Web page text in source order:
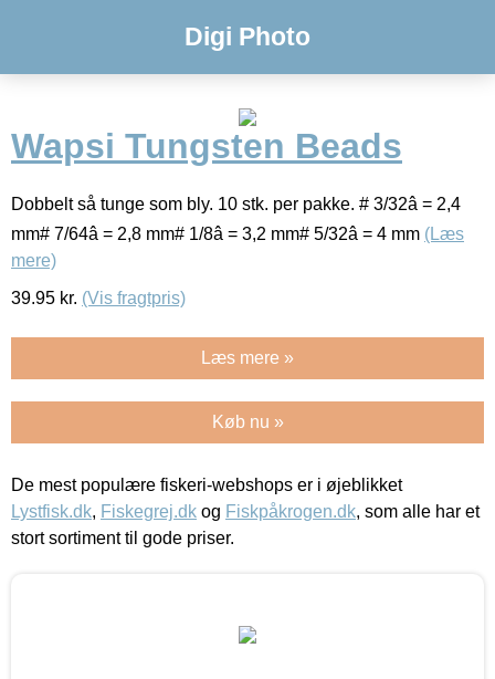
Digi Photo
Wapsi Tungsten Beads
Dobbelt så tunge som bly. 10 stk. per pakke. # 3/32â = 2,4
mm# 7/64â = 2,8 mm# 1/8â = 3,2 mm# 5/32â = 4 mm (Læs
mere)
39.95 kr. (Vis fragtpris)
Læs mere »
Køb nu »
De mest populære fiskeri-webshops er i øjeblikket
Lystfisk.dk, Fiskegrej.dk og Fiskpåkrogen.dk, som alle har et
stort sortiment til gode priser.